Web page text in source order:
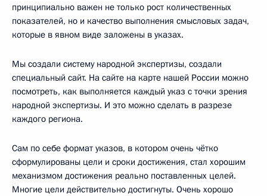
принципиально важен не только рост количественных
показателей, но и качество выполнения смысловых задач,
которые в явном виде заложены в указах.
Мы создали систему народной экспертизы, создали
специальный сайт. На сайте на карте нашей России можно
посмотреть, как выполняется каждый указ с точки зрения
народной экспертизы. И это можно сделать в разрезе
каждого региона.
Сам по себе формат указов, в котором очень чётко
сформулированы цели и сроки достижения, стал хорошим
механизмом достижения реально поставленных целей.
Многие цели действительно достигнуты. Очень хорошо